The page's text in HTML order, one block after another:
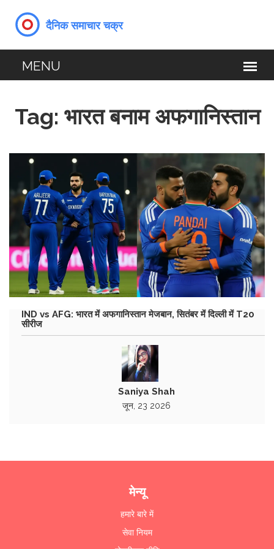
Tag: भारत बनाम अफगानिस्तान
IND vs AFG: भारत में अफगानिस्तान मेजबान, सितंबर में दिल्ली में T20
सीरीज
Saniya Shah
जून, 23 2026
मेन्यू
हमारे बारे में
सेवा नियम